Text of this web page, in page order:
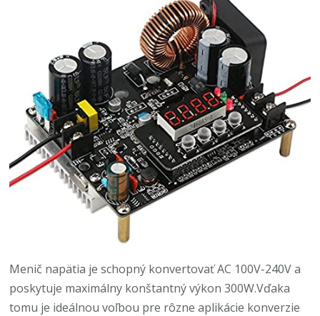
Menič napätia je schopný konvertovať AC 100V-240V a
poskytuje maximálny konštantný výkon 300W.Vďaka
tomu je ideálnou voľbou pre rôzne aplikácie konverzie